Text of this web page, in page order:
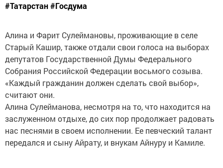
#Татарстан #Госдума
Алина и Фарит Сулеймановы, проживающие в селе
Старый Кашир, также отдали свои голоса на выборах
депутатов Государственной Думы Федерального
Собрания Российской Федерации восьмого созыва.
«Каждый гражданин должен сделать свой выбор»,
считают они.
Алина Сулейманова, несмотря на то, что находится на
заслуженном отдыхе, до сих пор продолжает радовать
нас песнями в своем исполнении. Ее певческий талант
передался и сыну Айрату, и внукам Айнуру и Камиле.